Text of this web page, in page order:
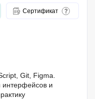
Сертификат
Git, Figma.
интерфейсов и